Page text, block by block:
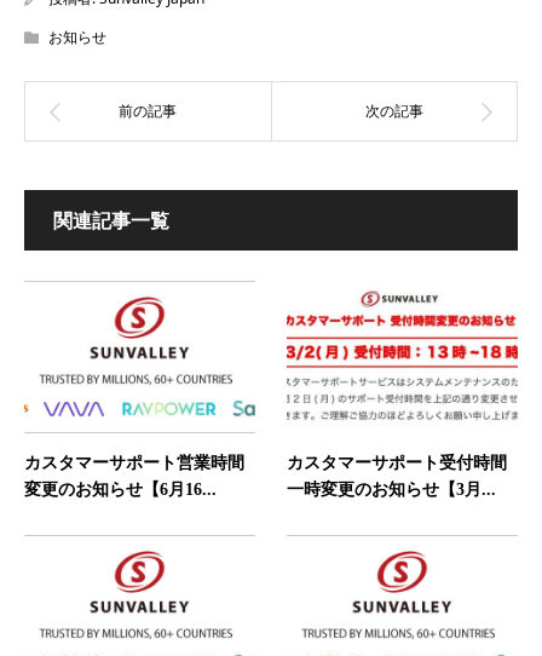
お知らせ
関連記事一覧
カスタマーサポート営業時間
変更のお知らせ【6月16...
カスタマーサポート受付時間
一時変更のお知らせ【3月...